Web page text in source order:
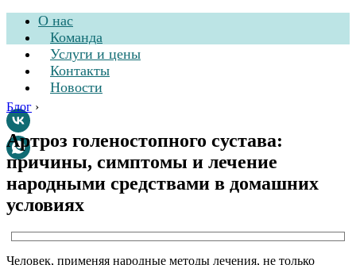
О нас
Команда
Услуги и цены
Контакты
Новости
Стоматологическая
клиника
Блог ›
Артроз голеностопного сустава:
причины, симптомы и лечение
народными средствами в домашних
условиях
Человек, применяя народные методы лечения, не только